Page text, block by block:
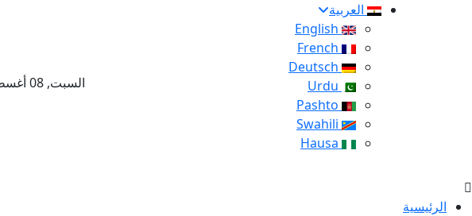
العربية
السبت, 08 أغسطس 2026 – 25 صفر 1448 هـ
الرئيسية